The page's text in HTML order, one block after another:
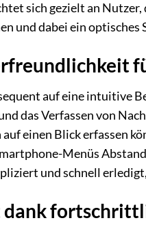
sich gezielt an
und dabei ein optisches
auf eine intuitive
das Verfassen von
einen Blick erfassen
Menüs
und schnell